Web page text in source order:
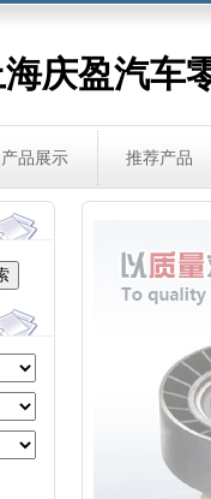
庆盈汽车
产品展示 推荐产品